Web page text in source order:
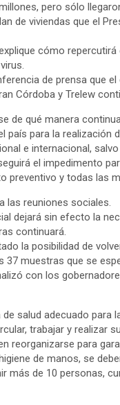
pero sólo
de viviendas que el
cómo
de prensa que
Córdoba y Trelew
de qué manera
país para la
e internacional,
el impedimento
preventivo y todas las
las reuniones sociales.
dejará sin efecto la
continuará.
la posibilidad de
muestras que se
con los
salud adecuado para
trabajar y realizar
reorganizarse para
de manos, se
más de 10 personas,